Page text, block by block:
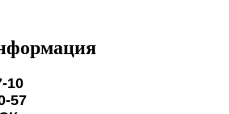
10
57